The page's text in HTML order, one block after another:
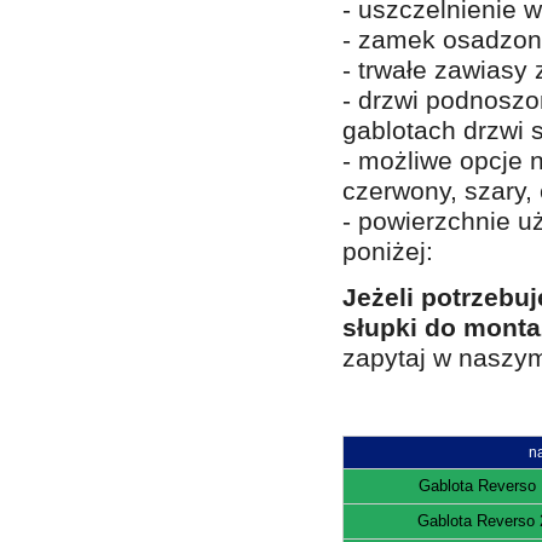
- uszczelnienie
- zamek
- trwałe
- drzwi
gablotach drzwi
- możliwe opcje
czerwony,
- powierzchnie
poniżej:
Jeżeli
słupki do
zapytaj w
Gablota
Gablota Reverso